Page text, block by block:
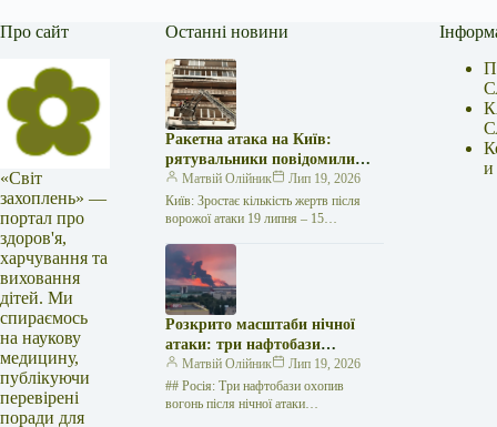
Про сайт
«Світ
захоплень» —
портал про
здоров'я,
харчування та
виховання
дітей. Ми
спираємось
на наукову
медицину,
публікуючи
перевірені
поради для
Останні новини
Ракетна атака на Київ:
рятувальники повідомили
про 15 поранених
Матвій Олійник
Лип 19, 2026
Київ: Зростає кількість жертв після
ворожої атаки 19 липня – 15
російської агресії, що сталася у
столиці…
Розкрито масштаби нічної
атаки: три нафтобази
палають у Ставрополі –
OSINT-аналіз
Матвій Олійник
Лип 19, 2026
## Росія: Три нафтобази охопив
вогонь після нічної атаки
и